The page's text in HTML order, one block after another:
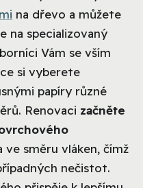
na dřevo a můžete
na specializovaný
Vám se vším
si vyberete
papíry různé
Renovaci začněte
ve směru vláken, čímž
nečistot.